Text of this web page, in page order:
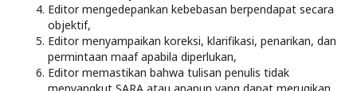
Editor mengedepankan kebebasan berpendapat secara
objektif,
Editor menyampaikan koreksi, klarifikasi, penarikan, dan
permintaan maaf apabila diperlukan,
Editor memastikan bahwa tulisan penulis tidak
menyangkut SARA atau apapun yang dapat merugikan